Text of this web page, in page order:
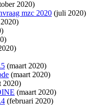
2020)
mzc 2020 (juli 2020)
(maart 2020)
(maart 2020)
2020)
(maart 2020)
(februari 2020)